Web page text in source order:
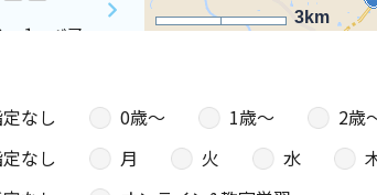
3km
１ ベアー
土 日
－３
なし 0歳〜 1歳〜 2歳
なし 月 火 水